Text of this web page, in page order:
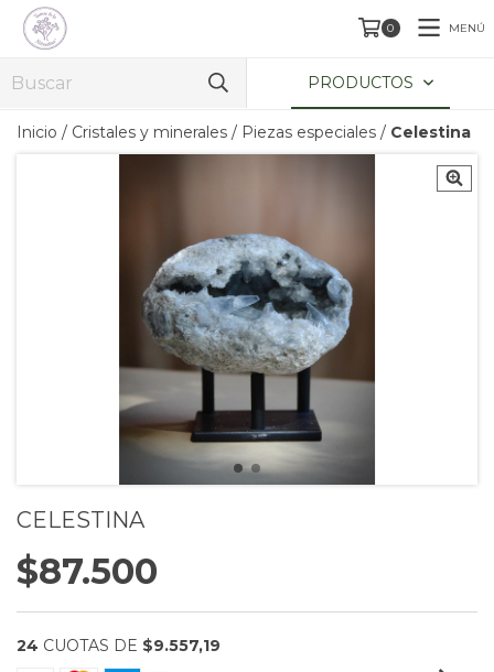
0 MENÚ
PRODUCTOS
Inicio / Cristales y minerales / Piezas especiales / Celestina
CELESTINA
$87.500
24 CUOTAS DE $9.557,19